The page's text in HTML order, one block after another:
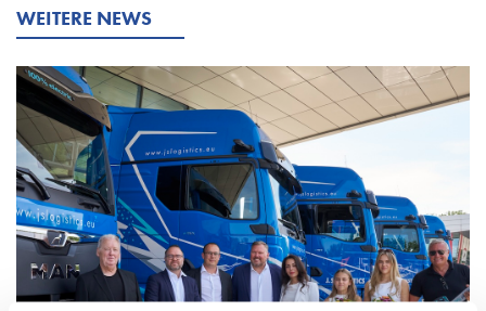
WEITERE NEWS